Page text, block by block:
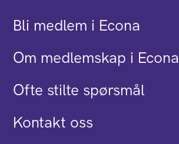
Bli medlem i Econa
Om medlemskap i Econa
Ofte stilte spørsmål
Kontakt oss